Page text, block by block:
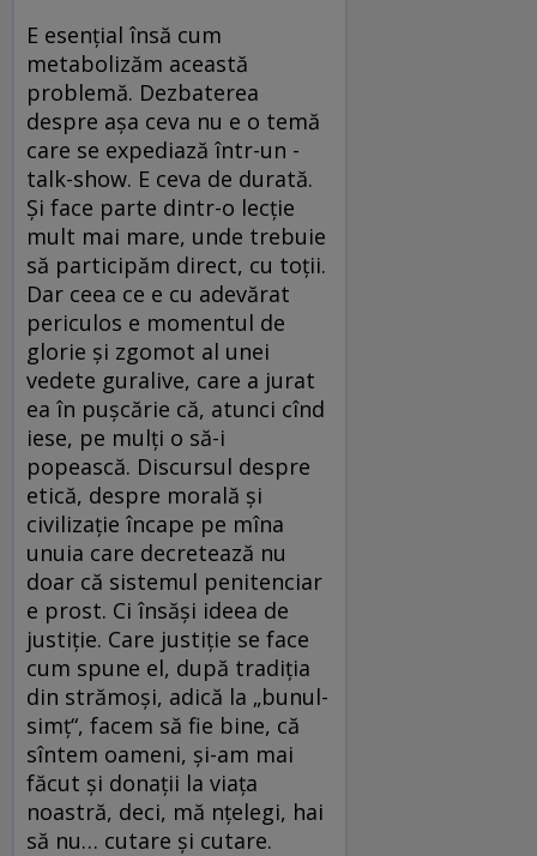
E esențial însă cum
metabolizăm această
problemă. Dezbaterea
despre așa ceva nu e o temă
care se expediază într-un ­
talk-show. E ceva de durată.
Și face parte dintr-o lecție
mult mai mare, unde trebuie
să participăm direct, cu toții.
Dar ceea ce e cu adevărat
periculos e momentul de
glorie și zgomot al unei
vedete guralive, care a jurat
ea în pușcărie că, atunci cînd
iese, pe mulți o să-i
popească. Discursul despre
etică, despre morală și
civilizație încape pe mîna
unuia care decretează nu
doar că sistemul penitenciar
e prost. Ci însăși ideea de
justiție. Care justiție se face
cum spune el, după tradiția
din strămoși, adică la „bunul-
simț“, facem să fie bine, că
sîntem oameni, și-am mai
făcut și donații la viața
noastră, deci, mă n­țelegi, hai
să nu… cutare și cutare.